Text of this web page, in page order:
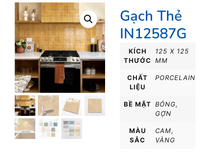
Gạch Thẻ
IN12587G
KÍCH
THƯỚC
125 X 125
MM
CHẤT
LIỆU
PORCELAIN
BỀ MẶT BÓNG,
GỢN
MÀU
SẮC
CAM,
VÀNG